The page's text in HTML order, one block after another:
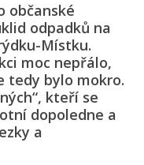
občanské
odpadků na
Místku.
moc nepřálo,
tedy bylo mokro.
kteří se
dopoledne a
a